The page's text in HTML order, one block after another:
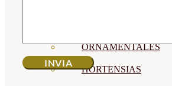
ORNAMENTALES
HORTENSIAS